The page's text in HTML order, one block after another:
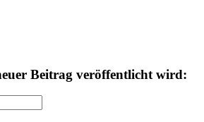
Beitrag veröffentlicht wird: